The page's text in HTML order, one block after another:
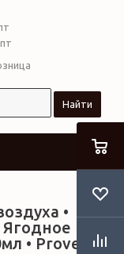
Найти
•
Ягодное
• Provence